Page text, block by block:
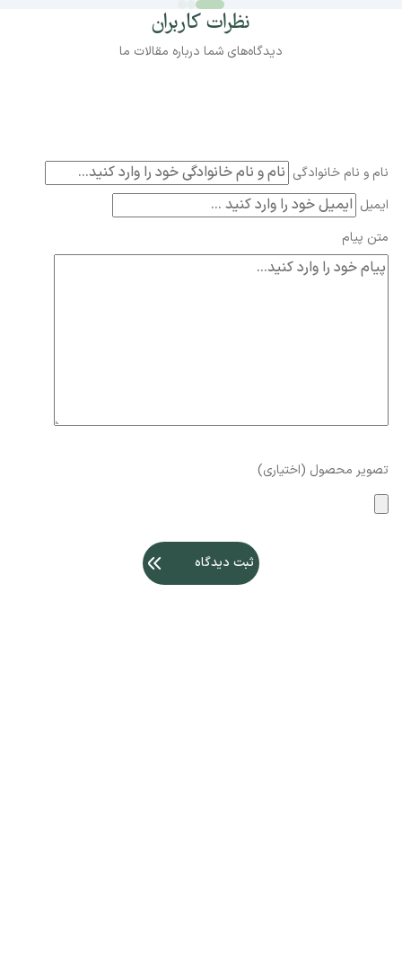
نظرات کاربران
دیدگاه‌های شما درباره مقالات ما
نام و نام خانوادگی
ایمیل
متن پیام
تصویر محصول (اختیاری)
ثبت دیدگاه